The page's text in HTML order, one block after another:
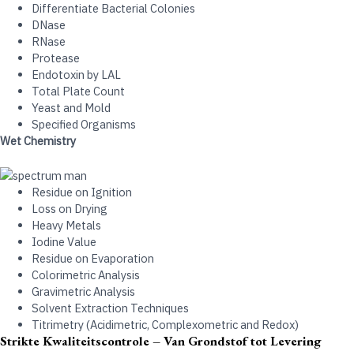
Differentiate Bacterial Colonies
DNase
RNase
Protease
Endotoxin by LAL
Total Plate Count
Yeast and Mold
Specified Organisms
Wet Chemistry
Residue on Ignition
Loss on Drying
Heavy Metals
Iodine Value
Residue on Evaporation
Colorimetric Analysis
Gravimetric Analysis
Solvent Extraction Techniques
Titrimetry (Acidimetric, Complexometric and Redox)
Strikte Kwaliteitscontrole – Van Grondstof tot Levering